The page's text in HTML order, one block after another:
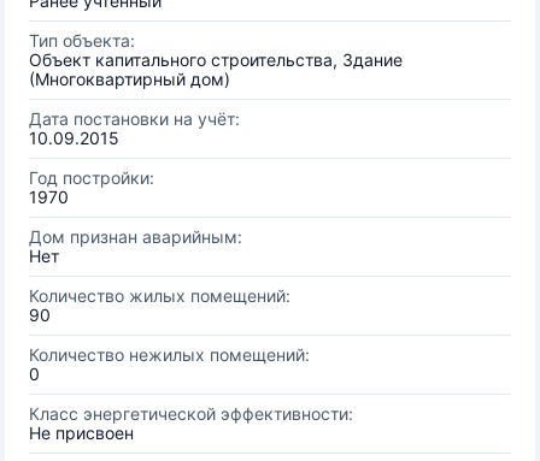
Тип объекта:
Объект капитального строительства, Здание
(Многоквартирный дом)
Дата постановки на учёт:
10.09.2015
Год постройки:
1970
Дом признан аварийным:
Нет
Количество жилых помещений:
90
Количество нежилых помещений:
0
Класс энергетической эффективности:
Не присвоен